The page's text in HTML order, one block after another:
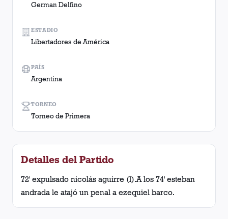
German Delfino
TORNEO
Torneo de Primera
ESTADIO
Libertadores de América
PAÍS
Argentina
Detalles del Partido
72' expulsado nicolás aguirre (l).A los 74' esteban
andrada le atajó un penal a ezequiel barco.